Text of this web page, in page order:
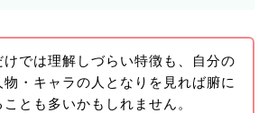
けでは理解しづらい特徴も、自分の
物・キャラの人となりを見れば腑に
とも多いかもしれません。